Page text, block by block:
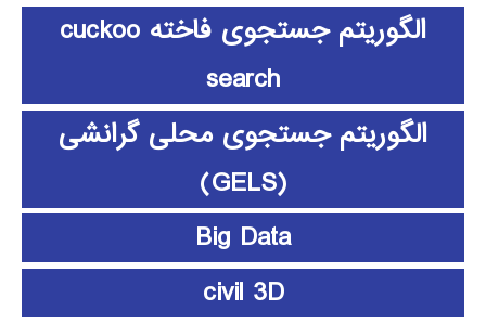
الگوریتم جستجوی فاخته cuckoo
search
الگوریتم جستجوی محلی گرانشی
(GELS)
Big Data
civil 3D